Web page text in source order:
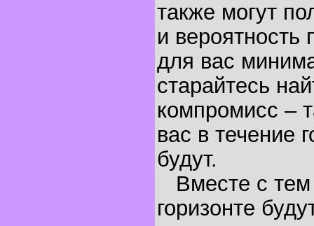
также могут
и вероятность
для вас
старайтесь
компромисс –
вас в течение
будут.
Вместе с тем
горизонте